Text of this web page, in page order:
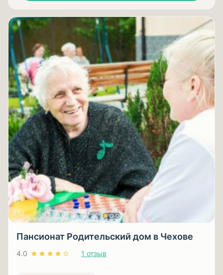
Пансионат Родительский дом в Чехове
4.0 1 отзыв